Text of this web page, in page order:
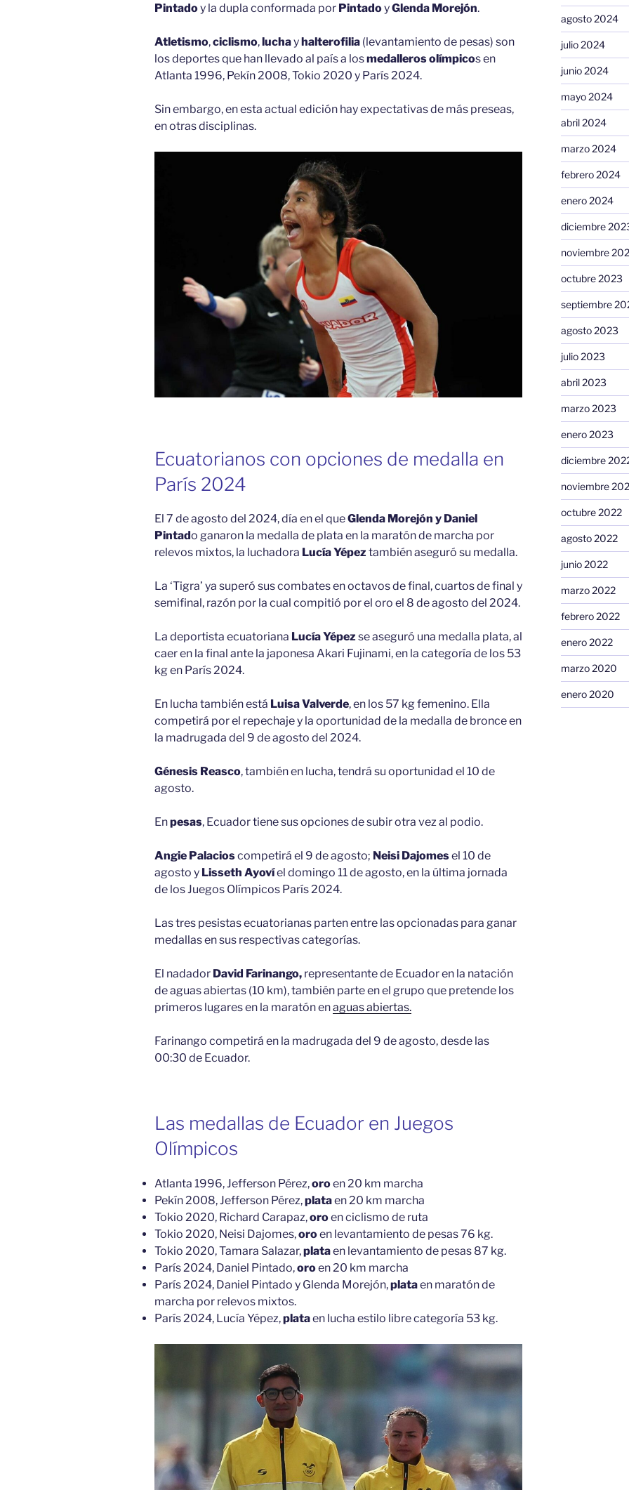
Pintadoy la dupla conformada por PintadoyGlenda Morejón.
Atletismo,ciclismo,luchayhalterofilia (levantamiento de pesas) son
los deportes que han llevado al país a losmedalleros olímpicos en
Atlanta 1996, Pekín 2008, Tokio 2020 y París 2024.
Sin embargo, en esta actual edición hay expectativas de más preseas,
en otras disciplinas.
Ecuatorianos con opciones de medalla en
París 2024
El 7 de agosto del 2024, día en el queGlenda Morejón y Daniel
Pintado ganaron la medalla de plata en la maratón de marcha por
relevos mixtos, la luchadora Lucía Yépez también aseguró su medalla.
La ‘Tigra’ ya superó sus combates en octavos de final, cuartos de final y
semifinal, razón por la cual compitió por el oro el 8 de agosto del 2024.
La deportista ecuatoriana Lucía Yépez se aseguró una medalla plata, al
caer en la final ante la japonesa Akari Fujinami, en la categoría de los 53
kg en París 2024.
En lucha también está Luisa Valverde, en los 57 kg femenino. Ella
competirá por el repechaje y la oportunidad de la medalla de bronce en
la madrugada del 9 de agosto del 2024.
Génesis Reasco, también en lucha, tendrá su oportunidad el 10 de
agosto.
Enpesas, Ecuador tiene sus opciones de subir otra vez al podio.
Angie Palacioscompetirá el 9 de agosto; Neisi Dajomesel 10 de
agosto y Lisseth Ayovíel domingo 11 de agosto, en la última jornada
de los Juegos Olímpicos París 2024.
Las tres pesistas ecuatorianas parten entre las opcionadas para ganar
medallas en sus respectivas categorías.
El nadador David Farinango, representante de Ecuador en la natación
de aguas abiertas (10 km), también parte en el grupo que pretende los
primeros lugares en la maratón enaguas abiertas.
Farinango competirá en la madrugada del 9 de agosto, desde las
00:30 de Ecuador.
Las medallas de Ecuador en Juegos
Olímpicos
Atlanta 1996, Jefferson Pérez,oroen 20 km marcha
Pekín 2008, Jefferson Pérez,plataen 20 km marcha
Tokio 2020, Richard Carapaz,oroen ciclismo de ruta
Tokio 2020, Neisi Dajomes,oroen levantamiento de pesas 76 kg.
Tokio 2020, Tamara Salazar,plataen levantamiento de pesas 87 kg.
París 2024, Daniel Pintado,oroen 20 km marcha
París 2024, Daniel Pintado y Glenda Morejón,plataen maratón de
marcha por relevos mixtos.
París 2024, Lucía Yépez,plataen lucha estilo libre categoría 53 kg.
agosto 2024
julio 2024
junio 2024
mayo 2024
abril 2024
marzo 2024
febrero 2024
enero 2024
diciembre
noviembre
octubre 2023
septiembre
agosto 2023
julio 2023
abril 2023
marzo 2023
enero 2023
diciembre
noviembre
octubre 2022
agosto 2022
junio 2022
marzo 2022
febrero 2022
enero 2022
marzo 2020
enero 2020